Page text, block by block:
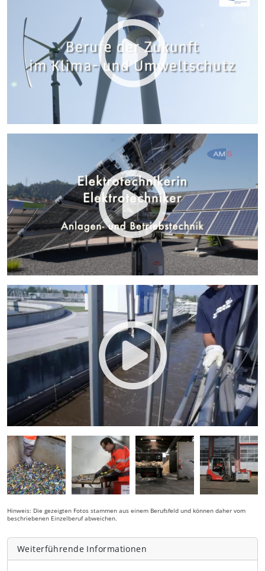
Hinweis: Die gezeigten Fotos stammen aus einem Berufsfeld und können daher vom
beschriebenen Einzelberuf abweichen.
Weiterführende Informationen